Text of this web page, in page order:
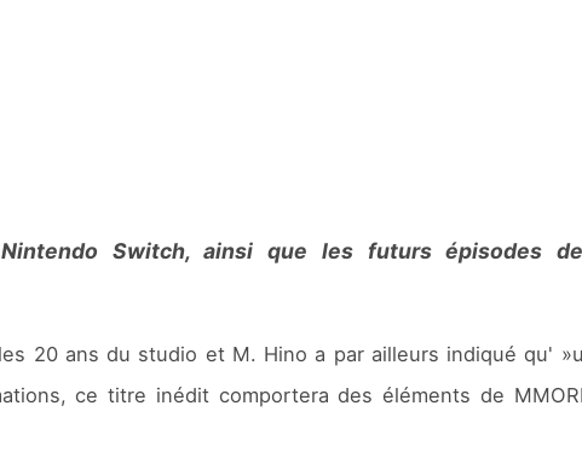
Switch, ainsi que les futurs épisodes
20 ans du studio et M. Hino a par ailleurs indiqué qu'
ce titre inédit comportera des éléments de